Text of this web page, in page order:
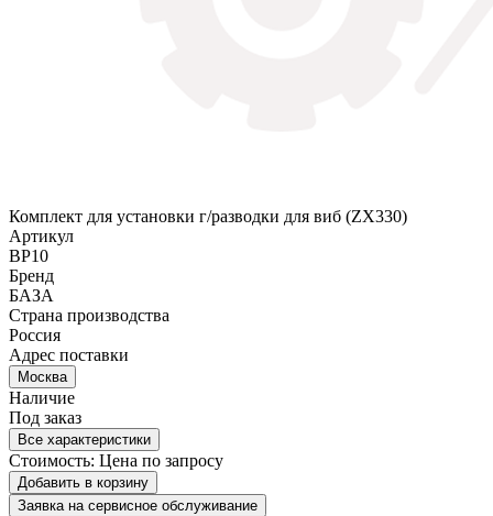
Комплект для установки г/разводки для виб (ZX330)
Артикул
BP10
Бренд
БАЗА
Страна производства
Россия
Адрес поставки
Москва
Наличие
Под заказ
Все характеристики
Стоимость: Цена по запросу
Добавить в корзину
Заявка на сервисное обслуживание